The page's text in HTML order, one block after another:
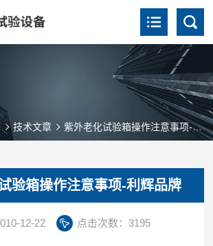
技术文章 紫外老化试验箱操作注意事项-利辉品牌
验箱操作注意事项-利辉品牌
12-22 点击次数：3195